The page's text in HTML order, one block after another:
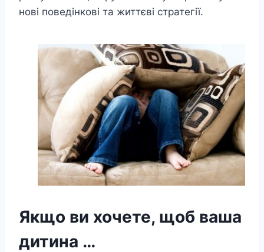
нові поведінкові та життєві стратегії.
Якщо ви хочете, щоб ваша
дитина …